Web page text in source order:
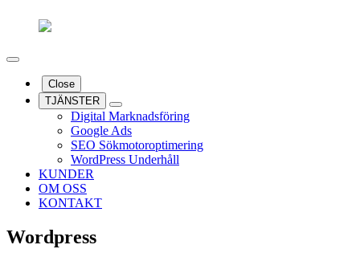
Close
TJÄNSTER
Digital Marknadsföring
Google Ads
SEO Sökmotoroptimering
WordPress Underhåll
KUNDER
OM OSS
KONTAKT
Wordpress